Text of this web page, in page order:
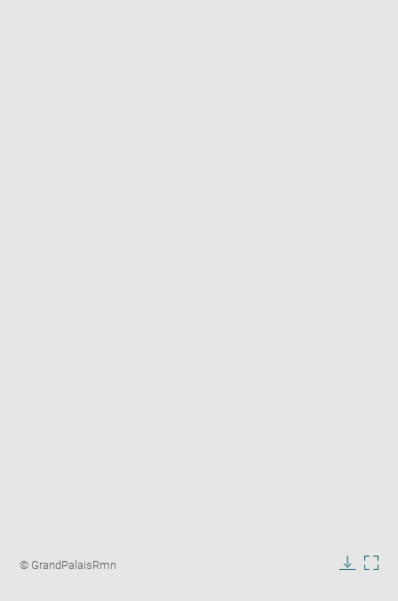
Image
© GrandPalaisRmn